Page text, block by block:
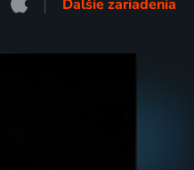
Ďalšie zariadenia